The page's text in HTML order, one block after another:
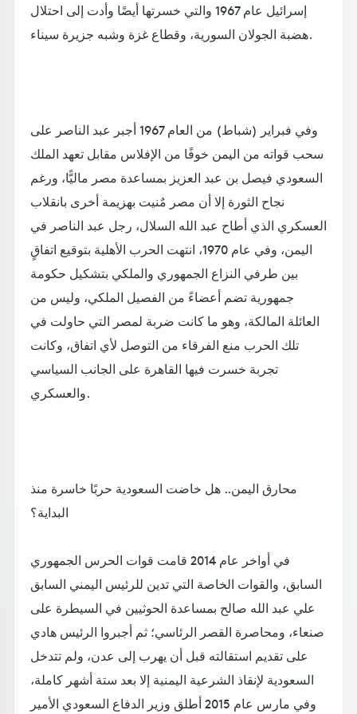
إسرائيل عام 1967 والتي خسرتها أيضًا وأدت إلى احتلال
هضبة الجولان السورية، وقطاع غزة وشبه جزيرة سيناء.
وفي فبراير (شباط) من العام 1967 أجبر عبد الناصر على
سحب قواته من اليمن خوفًا من الإفلاس مقابل تعهد الملك
السعودي فيصل بن عبد العزيز بمساعدة مصر ماليًّا، ورغم
نجاح الثورة إلا أن مصر مٌنيت بهزيمة أخرى بانقلاب
العسكري الذي أطاح عبد الله السلال، رجل عبد الناصر في
اليمن، وفي عام 1970، انتهت الحرب الأهلية بتوقيع اتفاقٍ
بين طرفي النزاع الجمهوري والملكي بتشكيل حكومة
جمهورية تضم أعضاءً من الفصيل الملكي، وليس من
العائلة المالكة، وهو ما كانت ضربة لمصر التي حاولت في
تلك الحرب منع الفرقاء من التوصل لأي اتفاق، وكانت
تجربة خسرت فيها القاهرة على الجانب السياسي
والعسكري.
محارق اليمن.. هل خاضت السعودية حربًا خاسرة منذ
البداية؟
في أواخر عام 2014 قامت قوات الحرس الجمهوري
السابق، والقوات الخاصة التي تدين للرئيس اليمني السابق
علي عبد الله صالح بمساعدة الحوثيين في السيطرة على
صنعاء، ومحاصرة القصر الرئاسي؛ ثم أجبروا الرئيس هادي
على تقديم استقالته قبل أن يهرب إلى عدن، ولم تتدخل
السعودية لإنقاذ الشرعية اليمنية إلا بعد ستة أشهر كاملة،
وفي مارس عام 2015 أطلق وزير الدفاع السعودي الأمير